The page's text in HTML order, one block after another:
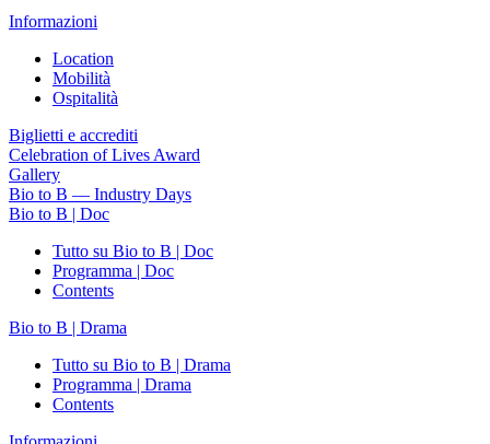
Informazioni
Location
Mobilità
Ospitalità
Biglietti e accrediti
Celebration of Lives Award
Gallery
Bio to B — Industry Days
Bio to B | Doc
Tutto su Bio to B | Doc
Programma | Doc
Contents
Bio to B | Drama
Tutto su Bio to B | Drama
Programma | Drama
Contents